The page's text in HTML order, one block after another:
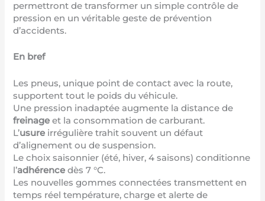
permettront de transformer un simple contrôle de
pression en un véritable geste de prévention
d’accidents.
En bref
Les pneus, unique point de contact avec la route,
supportent tout le poids du véhicule.
Une pression inadaptée augmente la distance de
freinage et la consommation de carburant.
L’usure irrégulière trahit souvent un défaut
d’alignement ou de suspension.
Le choix saisonnier (été, hiver, 4 saisons) conditionne
l’adhérence dès 7 °C.
Les nouvelles gommes connectées transmettent en
temps réel température, charge et alerte de